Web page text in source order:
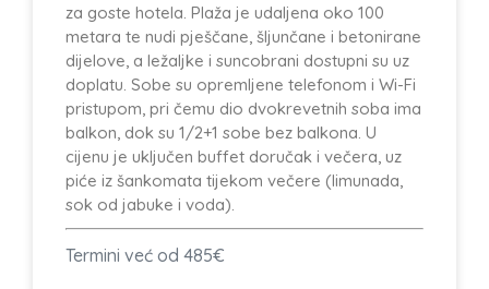
za goste hotela. Plaža je udaljena oko 100
metara te nudi pješčane, šljunčane i betonirane
dijelove, a ležaljke i suncobrani dostupni su uz
doplatu. Sobe su opremljene telefonom i Wi-Fi
pristupom, pri čemu dio dvokrevetnih soba ima
balkon, dok su 1/2+1 sobe bez balkona. U
cijenu je uključen buffet doručak i večera, uz
piće iz šankomata tijekom večere (limunada,
sok od jabuke i voda).
Termini već od 485€